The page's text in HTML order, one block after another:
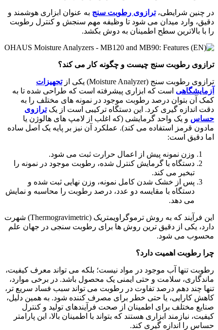
در چنین شرایطی،ترازوی رطوبت سنج به عنوان ابزاری هوشمند و
دقیق، وارد میدان می شود تا وظیفه مهم سنجش و کنترل رطوبت
را با بالاترین سطح اطمینان به دوش بکشد.
ترازوی رطوبت سنج چیست و چگونه کار می کند؟
ترازوی رطوبت سنج (Moisture Analyzer) یکی از
تجهیزات
آزمایشگاهی است که ابزاری پیشرفته است که طراحی شده تا به
کمک آن بتوان درصد رطوبت موجود در نمونه های مختلف را به
دقت اندازه گیری کرد. این دستگاه ترکیبی است از یکترازوی
حساس و یک واحد گرمایشی (که اغلب از لامپ های هالوژن یا
مادون قرمز استفاده می کند). عملکرد آن نیز بر پایه یک اصل ساده
اما دقیق است:
وزن نمونه پیش از اعمال حرارت ثبت می شود.
دستگاه با گرمایش کنترل شده، رطوبت موجود در نمونه را
تبخیر می کند.
پس از خشک شدن کامل نمونه، وزن نهایی ثبت شده و
دستگاه با مقایسه دو عدد، درصد رطوبت را محاسبه و نمایش
می دهد.
این فرآیند که به روش ترموگراویمتریک (Thermogravimetric) شهرت
دارد، یکی از دقیق ترین روش ها برای رطوبت سنجی در جهان علم
محسوب می شود.
چرا رطوبت اهمیت دارد؟
رطوبت تنها آب موجود در مواد نیست؛ بلکه می تواند معرف کیفیت،
ماندگاری، سلامت و حتی ایمنی یک محصول باشد. در برخی موارد،
تنها چند دهم درصد تفاوت در رطوبت می تواند سبب فساد سریع تر،
کاهش کارایی، یا حتی خطر برای مصرف کننده شود. به همین دلیل،
صنایع مختلف برای اطمینان از صحت فرآیندهای تولید و کنترل
کیفیت، نیازمند ابزاری هستند که بتواند با اطمینان بالا، این پارامتر
حساس را اندازه گیری کند.